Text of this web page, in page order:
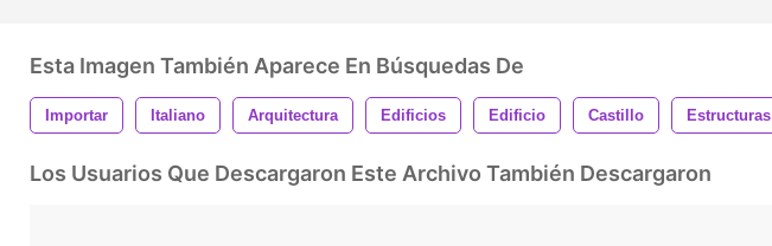
Esta Imagen También Aparece En Búsquedas De
Importar Italiano Arquitectura Edificios Edificio Castillo Estructuras
Los Usuarios Que Descargaron Este Archivo También Descargaron